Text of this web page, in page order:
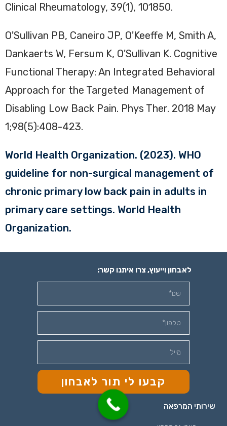
Clinical Rheumatology, 39(1), 101850.
O'Sullivan PB, Caneiro JP, O'Keeffe M, Smith A,
Dankaerts W, Fersum K, O'Sullivan K. Cognitive
Functional Therapy: An Integrated Behavioral
Approach for the Targeted Management of
Disabling Low Back Pain. Phys Ther. 2018 May
1;98(5):408-423.
World Health Organization. (2023). WHO
guideline for non-surgical management of
chronic primary low back pain in adults in
primary care settings. World Health
Organization.
שירותי המרפאה
לאבחון וייעוץ, צרו איתנו קשר:
קבעו לי תור לאבחון